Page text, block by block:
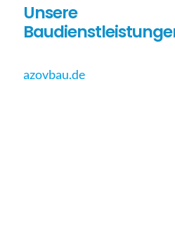
Unsere
azovbau.de